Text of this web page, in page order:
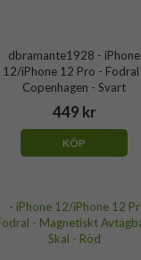
dbramante1928 - iPhone
12/iPhone 12 Pro - Fodral
Copenhagen - Svart
449 kr
KÖP